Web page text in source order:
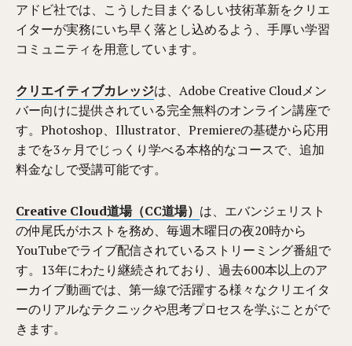
アドビ社では、こうした目まぐるしい技術革新をクリエ
イターが実務にいち早く落とし込めるよう、手厚い学習
コミュニティを用意しています。
クリエイティブカレッジは、Adobe Creative Cloudメン
バー向けに提供されている完全無料のオンライン講座で
す。Photoshop、Illustrator、Premiereの基礎から応用
までを3ヶ月でじっくり学べる本格的なコースで、追加
料金なしで受講可能です。
Creative Cloud道場（CC道場） は、エバンジェリスト
の仲尾氏がホストを務め、毎週木曜日の夜20時から
YouTubeでライブ配信されているストリーミング番組で
す。13年にわたり継続されており、過去600本以上のア
ーカイブ動画では、第一線で活躍する様々なクリエイタ
ーのリアルなテクニックや思考プロセスを学ぶことがで
きます。